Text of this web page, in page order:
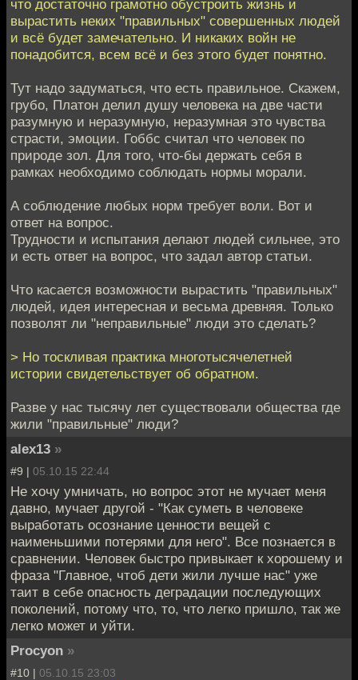
что достаточно грамотно обустроить жизнь и
вырастить неких "правильных" совершенных людей
и всё будет замечательно. И никаких войн не
понадобится, всем всё и без этого будет понятно.
Тут надо задуматься, что есть правильное. Скажем,
грубо, Платон делил душу человека на две части
разумную и неразумную, неразумная это чувства
страсти, эмоции. Гоббс считал что человек по
природе зол. Для того, что-бы держать себя в
рамках необходимо соблюдать нормы морали.
А соблюдение любых норм требует воли. Вот и
ответ на вопрос.
Трудности и испытания делают людей сильнее, это
и есть ответ на вопрос, что задал автор статьи.
Что касается возможности вырастить "правильных"
людей, идея интересная и весьма древняя. Только
позволят ли "неправильные" люди это сделать?
> Но тоскливая практика многотысячелетней
истории свидетельствует об обратном.
Разве у нас тысячу лет существовали общества где
жили "правильные" люди?
alex13 »
#9 | 05.10.15 22:44
Не хочу умничать, но вопрос этот не мучает меня
давно, мучает другой - "Как суметь в человеке
выработать осознание ценности вещей с
наименьшими потерями для него". Все познается в
сравнении. Человек быстро привыкает к хорошему и
фраза "Главное, чтоб дети жили лучше нас" уже
таит в себе опасность деградации последующих
поколений, потому что, то, что легко пришло, так же
легко может и уйти.
Procyon »
#10 | 05.10.15 23:03